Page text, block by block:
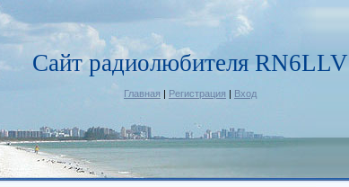
Сайт радиолюбителя RN6LLV
Главная | Регистрация | Вход